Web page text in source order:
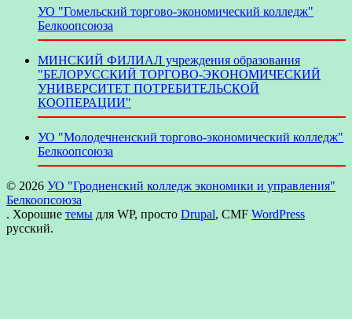
УО "Гомельский торгово-экономический колледж"
Белкоопсоюза
МИНСКИЙ ФИЛИАЛ учреждения образования
"БЕЛОРУССКИЙ ТОРГОВО-ЭКОНОМИЧЕСКИЙ
УНИВЕРСИТЕТ ПОТРЕБИТЕЛЬСКОЙ
КООПЕРАЦИИ"
УО "Молодечненский торгово-экономический колледж"
Белкоопсоюза
© 2026 УО "Гродненский колледж экономики и управления"
Белкоопсоюза
. Хорошие темы для WP, просто Drupal, CMF WordPress
русский.